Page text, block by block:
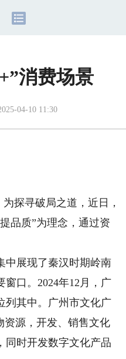
消费场景
04-10 11:30
探寻破局之道，近日，
品质”为理念，通过资
展现了秦汉时期岭南
口。2024年12月，广
列其中。广州市文化广
资源，开发、销售文化
同时开发数字文化产品